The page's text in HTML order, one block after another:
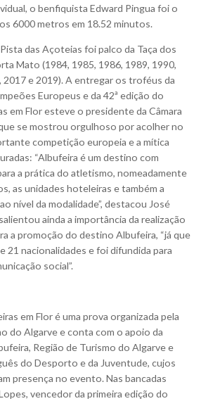
o benfiquista Edward Pingua foi o
6000 metros em 18.52 minutos.
das Açoteias foi palco da Taça dos
Mato (1984, 1985, 1986, 1989, 1990,
2017 e 2019). A entregar os troféus da
Europeus e da 42ª edição do
em Flor esteve o presidente da Câmara
se mostrou orgulhoso por acolher no
competição europeia e a mítica
“Albufeira é um destino com
a prática do atletismo, nomeadamente
as unidades hoteleiras e também a
nível da modalidade”, destacou José
ainda a importância da realização
a promoção do destino Albufeira, “já que
21 nacionalidades e foi difundida para
social”.
em Flor é uma prova organizada pela
do Algarve e conta com o apoio da
Região de Turismo do Algarve e
do Desporto e da Juventude, cujos
presença no evento. Nas bancadas
vencedor da primeira edição do